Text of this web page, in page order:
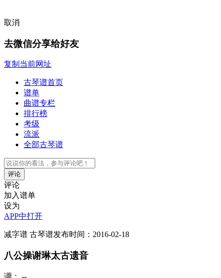
取消
去微信分享给好友
复制当前网址
古琴谱首页
谱单
曲谱专栏
排行榜
考级
流派
全部古琴谱
评论
评论
加入谱单
设为
APP中打开
减字谱 古琴谱发布时间：2016-02-18
八公操谢琳太古遗音
调： --